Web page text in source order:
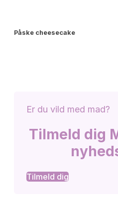
Påske cheesecake
Er du vild med mad?
Tilmeld dig
Tilmeld dig